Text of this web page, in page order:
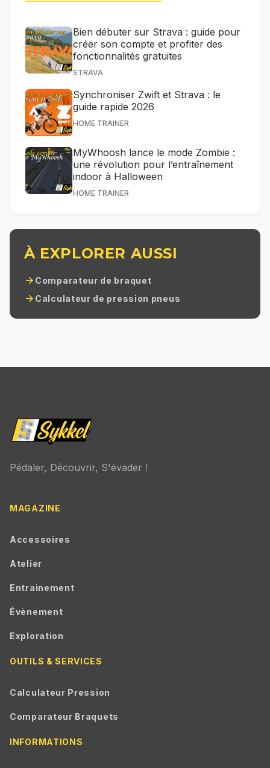
Bien débuter sur Strava : guide pour
créer son compte et profiter des
fonctionnalités gratuites
STRAVA
Synchroniser Zwift et Strava : le
guide rapide 2026
HOME TRAINER
MyWhoosh lance le mode Zombie :
une révolution pour l’entraînement
indoor à Halloween
HOME TRAINER
À EXPLORER AUSSI
arrow_forward Comparateur de braquet
arrow_forward Calculateur de pression pneus
Pédaler, Découvrir, S'évader !
MAGAZINE
Accessoires
Atelier
Entrainement
Évènement
Exploration
OUTILS & SERVICES
Calculateur Pression
Comparateur Braquets
INFORMATIONS